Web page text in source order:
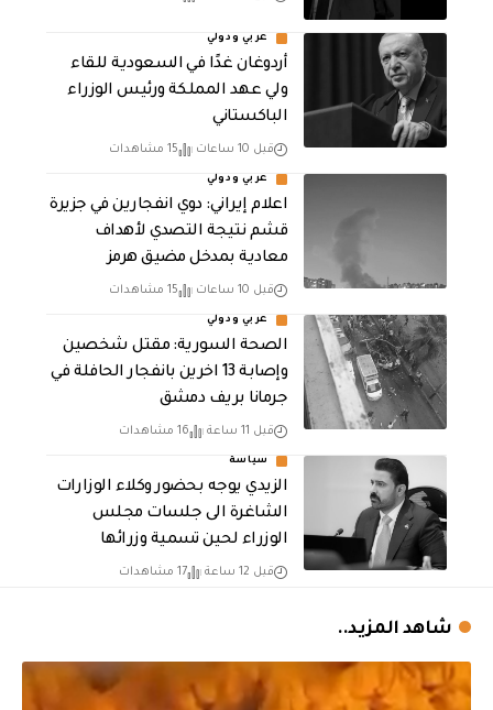
عربي ودولي
أردوغان غدًا في السعودية للقاء
ولي عهد المملكة ورئيس الوزراء
الباكستاني
قبل 10 ساعات 15 مشاهدات
عربي ودولي
اعلام إيراني: دوي انفجارين في جزيرة
قشم نتيجة التصدي لأهداف
معادية بمدخل مضيق هرمز
قبل 10 ساعات 15 مشاهدات
عربي ودولي
الصحة السورية: مقتل شخصين
وإصابة 13 اخرين بانفجار الحافلة في
جرمانا بريف دمشق
قبل 11 ساعة 16 مشاهدات
سياسة
الزيدي يوجه بحضور وكلاء الوزارات
الشاغرة الى جلسات مجلس
الوزراء لحين تسمية وزرائها
قبل 12 ساعة 17 مشاهدات
شاهد المزيد..